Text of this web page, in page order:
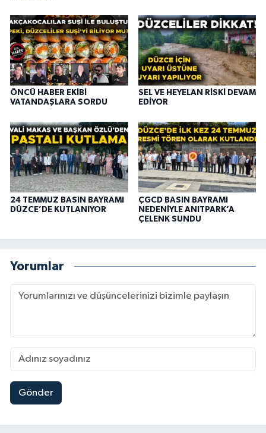
ÖNCÜ HABER EKİBİ
VATANDAŞLARA SORDU
SEL VE HEYELAN RİSKİ DEVAM
EDİYOR
24 TEMMUZ BASIN BAYRAMI
DÜZCE’DE KUTLANIYOR
ÇGCD BASIN BAYRAMI
NEDENİYLE ANITPARK’A
ÇELENK SUNDU
Yorumlar
Gönder